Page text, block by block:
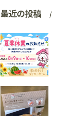
最近の投稿